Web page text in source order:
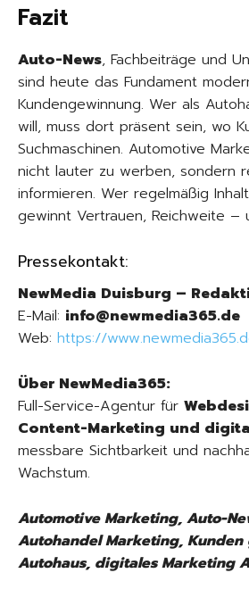
Fazit
Auto-News, Fachbeiträge und
sind heute das Fundament
Kundengewinnung. Wer als
will, muss dort präsent sein, wo
Suchmaschinen. Automotive
nicht lauter zu werben, sondern
informieren. Wer regelmäßig
gewinnt Vertrauen, Reichweite –
Pressekontakt:
NewMedia Duisburg –
E-Mail: info@newmedia365.de
Web: https://
Über NewMedia365:
Full-Service-Agentur für
Content-Marketing und
messbare Sichtbarkeit und
Wachstum.
Automotive Marketing, Auto-
Autohandel Marketing, Kunden
Autohaus, digitales Marketing